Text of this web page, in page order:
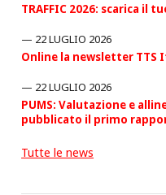
TRAFFIC 2026: scarica il
22 LUGLIO 2026
Online la newsletter
22 LUGLIO 2026
PUMS: Valutazione e
pubblicato il primo
Tutte le news